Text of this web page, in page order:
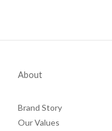
About
Brand Story
Our Values